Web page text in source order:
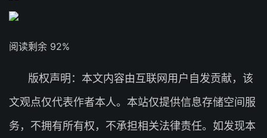
阅读剩余 92%
版权声明：本文内容由互联网用户自发贡献，该
文观点仅代表作者本人。本站仅提供信息存储空间服
务，不拥有所有权，不承担相关法律责任。如发现本